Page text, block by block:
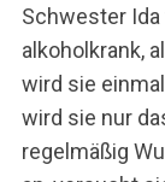
Schwester
alkoholkrank,
wird sie
wird sie nur
regelmäßig